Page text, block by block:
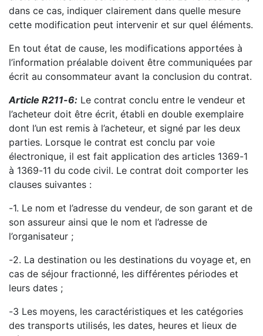
dans ce cas, indiquer clairement dans quelle mesure
cette modification peut intervenir et sur quel éléments.
En tout état de cause, les modifications apportées à
l’information préalable doivent être communiquées par
écrit au consommateur avant la conclusion du contrat.
Article R211-6: Le contrat conclu entre le vendeur et
l’acheteur doit être écrit, établi en double exemplaire
dont l’un est remis à l’acheteur, et signé par les deux
parties. Lorsque le contrat est conclu par voie
électronique, il est fait application des articles 1369-1
à 1369-11 du code civil. Le contrat doit comporter les
clauses suivantes :
-1. Le nom et l’adresse du vendeur, de son garant et de
son assureur ainsi que le nom et l’adresse de
l’organisateur ;
-2. La destination ou les destinations du voyage et, en
cas de séjour fractionné, les différentes périodes et
leurs dates ;
-3 Les moyens, les caractéristiques et les catégories
des transports utilisés, les dates, heures et lieux de